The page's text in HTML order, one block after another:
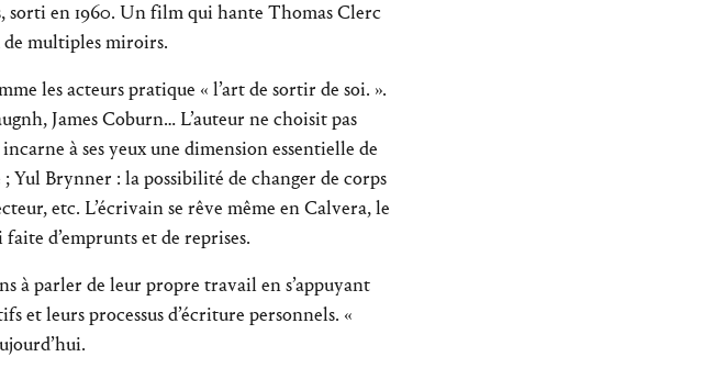
sorti en 1960. Un film qui hante Thomas Clerc
de multiples miroirs.
les acteurs pratique « l’art de sortir de soi. ».
James Coburn… L’auteur ne choisit pas
à ses yeux une dimension essentielle de
Yul Brynner : la possibilité de changer de corps
etc. L’écrivain se rêve même en Calvera, le
d’emprunts et de reprises.
à parler de leur propre travail en s’appuyant
et leurs processus d’écriture personnels. «